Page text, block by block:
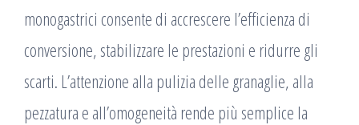
monogastrici consente di accrescere l’efficienza di
conversione, stabilizzare le prestazioni e ridurre gli
scarti. L’attenzione alla pulizia delle granaglie, alla
pezzatura e all’omogeneità rende più semplice la